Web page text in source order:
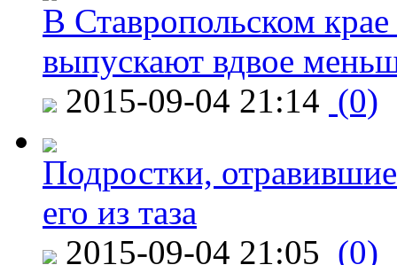
В Ставропольском
выпускают вдвое
2015-09-04 21:14 (0)
Подростки,
его из таза
2015-09-04 21:05 (0)